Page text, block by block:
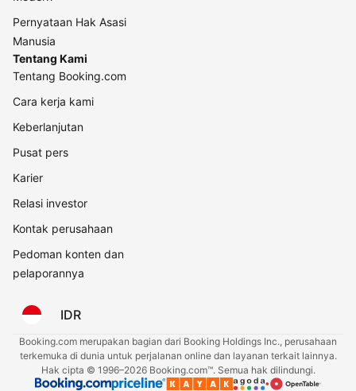
Pernyataan Hak Asasi
Manusia
Tentang Kami
Tentang Booking.com
Cara kerja kami
Keberlanjutan
Pusat pers
Karier
Relasi investor
Kontak perusahaan
Pedoman konten dan
pelaporannya
IDR
Booking.com merupakan bagian dari Booking Holdings Inc., perusahaan
terkemuka di dunia untuk perjalanan online dan layanan terkait lainnya.
Hak cipta © 1996–2026 Booking.com™. Semua hak dilindungi.